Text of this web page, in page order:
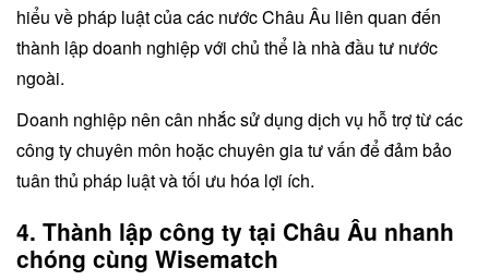
hiểu về pháp luật của các nước Châu Âu liên quan đến
thành lập doanh nghiệp với chủ thể là nhà đầu tư nước
ngoài.
Doanh nghiệp nên cân nhắc sử dụng dịch vụ hỗ trợ từ các
công ty chuyên môn hoặc chuyên gia tư vấn để đảm bảo
tuân thủ pháp luật và tối ưu hóa lợi ích.
4. Thành lập công ty tại Châu Âu nhanh
chóng cùng Wisematch